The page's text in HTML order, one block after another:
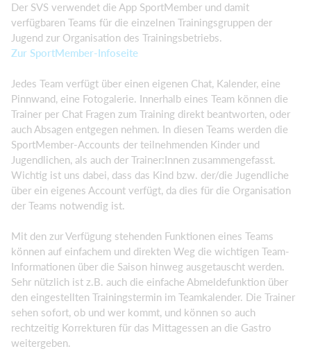
Der SVS verwendet die App SportMember und damit
verfügbaren Teams für die einzelnen Trainingsgruppen der
Jugend zur Organisation des Trainingsbetriebs.
Zur SportMember-Infoseite
Jedes Team verfügt über einen eigenen Chat, Kalender, eine
Pinnwand, eine Fotogalerie. Innerhalb eines Team können die
Trainer per Chat Fragen zum Training direkt beantworten, oder
auch Absagen entgegen nehmen. In diesen Teams werden die
SportMember-Accounts der teilnehmenden Kinder und
Jugendlichen, als auch der Trainer:Innen zusammengefasst.
Wichtig ist uns dabei, dass das Kind bzw. der/die Jugendliche
über ein eigenes Account verfügt, da dies für die Organisation
der Teams notwendig ist.
Mit den zur Verfügung stehenden Funktionen eines Teams
können auf einfachem und direkten Weg die wichtigen Team-
Informationen über die Saison hinweg ausgetauscht werden.
Sehr nützlich ist z.B. auch die einfache Abmeldefunktion über
den eingestellten Trainingstermin im Teamkalender. Die Trainer
sehen sofort, ob und wer kommt, und können so auch
rechtzeitig Korrekturen für das Mittagessen an die Gastro
weitergeben.